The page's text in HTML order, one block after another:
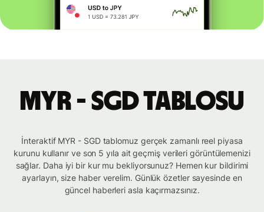
MYR - SGD tablosu
İnteraktif MYR - SGD tablomuz gerçek zamanlı reel piyasa
kurunu kullanır ve son 5 yıla ait geçmiş verileri görüntülemenizi
sağlar. Daha iyi bir kur mu bekliyorsunuz? Hemen kur bildirimi
ayarlayın, size haber verelim. Günlük özetler sayesinde en
güncel haberleri asla kaçırmazsınız.